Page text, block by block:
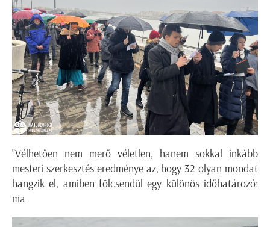
"Vélhetően nem merő véletlen, hanem sokkal inkább
mesteri szerkesztés eredménye az, hogy 32 olyan mondat
hangzik el, amiben fölcsendül egy különös időhatározó:
ma.